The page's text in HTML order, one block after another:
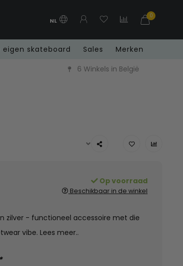
NL
0
eigen skateboard Sales
Merken
6 Winkels in België
Op voorraad
Beschikbaar in de winkel
in zilver - functioneel accessoire met die
vibe. Lees meer..
*